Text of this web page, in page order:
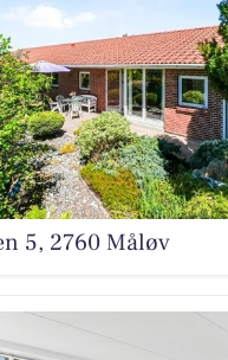
5, 2760 Måløv